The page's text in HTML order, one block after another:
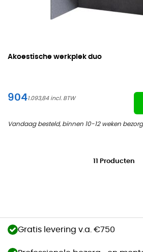
Akoestische werkplek duo
9041.093,84
Vandaag besteld, binnen 10-12 weken
11 Producten
Gratis levering v.a. €750